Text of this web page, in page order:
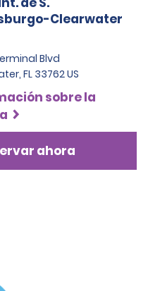
Clearwater
Blvd
FL 33762 US
sobre la
ahora